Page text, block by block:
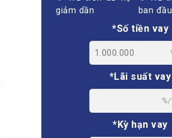
giảm dần
ban đầu
*Số tiền vay
*Lãi suất vay
*Kỳ hạn vay